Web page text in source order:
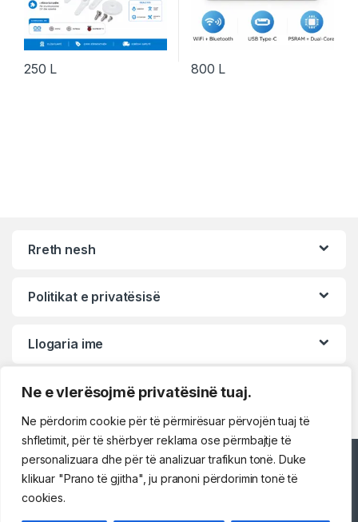
Ne e vlerësojmë privatësinë tuaj.
Ne përdorim cookie për të përmirësuar përvojën tuaj të
shfletimit, për të shërbyer reklama ose përmbajtje të
personalizuara dhe për të analizuar trafikun tonë. Duke
klikuar "Prano të gjitha", ju pranoni përdorimin tonë të
cookies.
250 L 800 L
Rreth nesh
Politikat e privatësisë
Llogaria ime
Përshëndetje!